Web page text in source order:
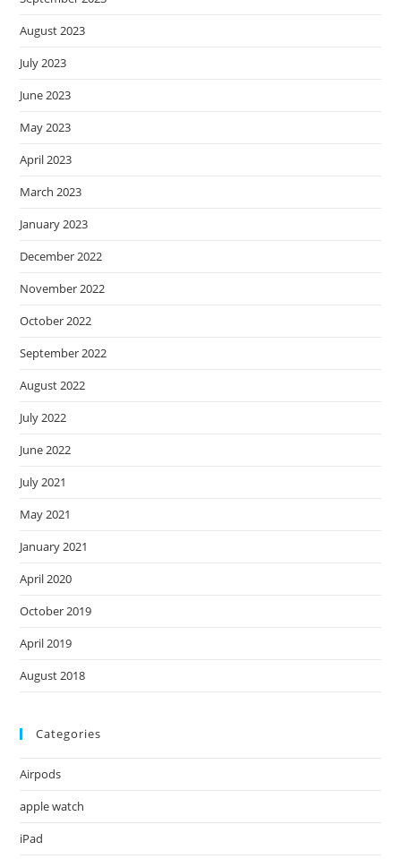
August 2023
July 2023
June 2023
May 2023
April 2023
March 2023
January 2023
December 2022
November 2022
October 2022
September 2022
August 2022
July 2022
June 2022
July 2021
May 2021
January 2021
April 2020
October 2019
April 2019
August 2018
Categories
Airpods
apple watch
iPad